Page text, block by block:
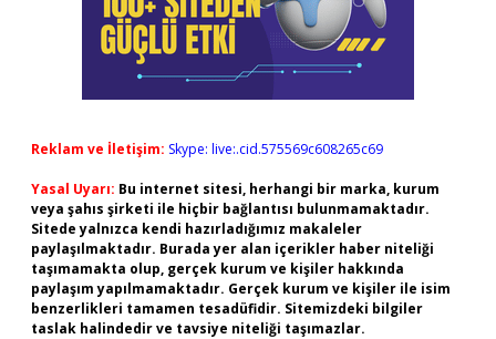
Reklam ve İletişim: Skype: live:.cid.575569c608265c69
Yasal Uyarı: Bu internet sitesi, herhangi bir marka, kurum
veya şahıs şirketi ile hiçbir bağlantısı bulunmamaktadır.
Sitede yalnızca kendi hazırladığımız makaleler
paylaşılmaktadır. Burada yer alan içerikler haber niteliği
taşımamakta olup, gerçek kurum ve kişiler hakkında
paylaşım yapılmamaktadır. Gerçek kurum ve kişiler ile isim
benzerlikleri tamamen tesadüfidir. Sitemizdeki bilgiler
taslak halindedir ve tavsiye niteliği taşımazlar.